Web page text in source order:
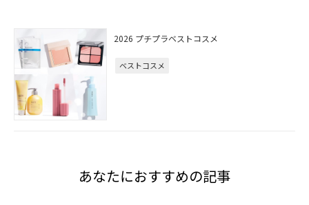
2026 プチプラベストコスメ
ベストコスメ
あなたにおすすめの記事